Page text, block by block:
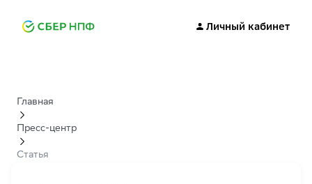
Личный кабинет
Главная
Пресс-центр
Статья